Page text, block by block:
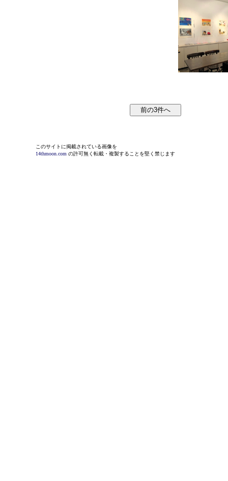
このサイトに掲載されている画像を
14thmoon.com の許可無く転載・複製することを堅く禁じます